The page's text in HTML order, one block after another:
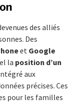
des alliés
Des
et Google
la position d’un
aux
précises. Ces
pour les familles